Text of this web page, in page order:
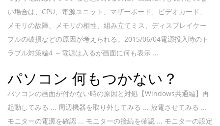
い場合は、CPU、電源ユニット、マザーボード、ビデオカード、
メモリの故障、メモリの相性、組み立てミス、ディスプレイケー
ブルの破損などの原因が考えられる。2015/06/04電源投入時のト
ラブル対策編4 ～電源は入るが画面に何も表示 ...
パソコン 何もつかない？
パソコンの画面が付かない時の原因と対処【Windows共通編】再
起動してみる ... 周辺機器を取り外してみる ... 放電させてみる ...
モニターの電源を確認 ... モニターの接続を確認 ... モニターの設定